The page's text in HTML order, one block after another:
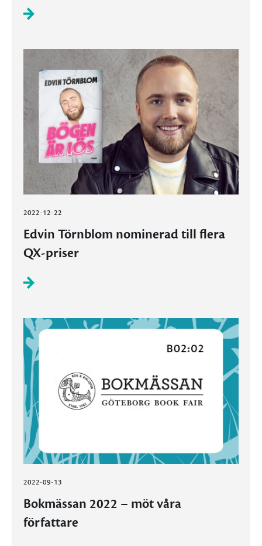
2022-12-22
Edvin Törnblom nominerad till flera
QX-priser
2022-09-13
Bokmässan 2022 – möt våra
författare